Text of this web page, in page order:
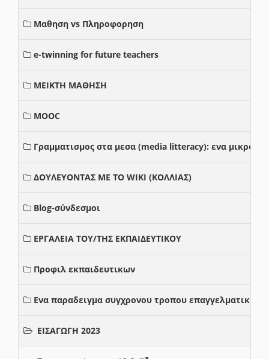
Μαθηση vs Πληροφορηση
e-twinning for future teachers
ΜΕΙΚΤΗ ΜΑΘΗΣΗ
MOOC
Γραμματισμος στα μεσα (media litteracy): ενα μικρο
ΔΟΥΛΕΥΟΝΤΑΣ ΜΕ ΤΟ WIKI (ΚΟΛΛΙΑΣ)
Blog-σύνδεσμοι
ΕΡΓΑΛΕΙΑ ΤΟΥ/ΤΗΣ ΕΚΠΑΙΔΕΥΤΙΚΟΥ
Προφιλ εκπαιδευτικων
Ενα παραδειγμα συγχρονου τροπου επαγγελματικης
ΕΙΣΑΓΩΓΗ 2023